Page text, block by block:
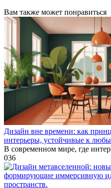
Вам также может понравиться
Дизайн вне времени: как
интерьеры, устойчивые к
В современном мире, где
036